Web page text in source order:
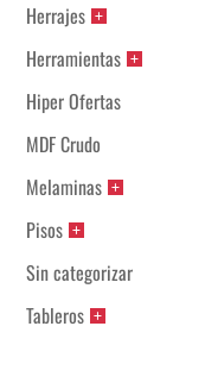
Herrajes
Herramientas
Hiper Ofertas
MDF Crudo
Melaminas
Pisos
Sin categorizar
Tableros